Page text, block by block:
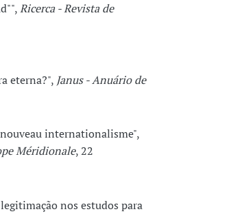
Ricerca - Revista de
eterna?", Janus - Anuário de
internationalisme",
Méridionale, 22
nos estudos para